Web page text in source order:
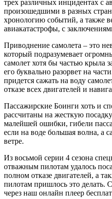
трех различных инцидентах с
произошедшими в разных
хронологию событий, а также
авиакатастрофы, с
Приводнение самолета – это
который подразумевает
самолет хотя бы частью крыла
его буквально разорвет на
придется сажать на воду
отказе всех двигателей и
Пассажирские Боинги хоть и
рассчитаны на жесткую
малейшей ошибки, гибели
если на воде большая волна, а
ветре.
Из восьмой серии 4 сезона
отважным пилотам удалось
полном отказе двигателей, а
пилотам пришлось это делать.
через наш онлайн плеер